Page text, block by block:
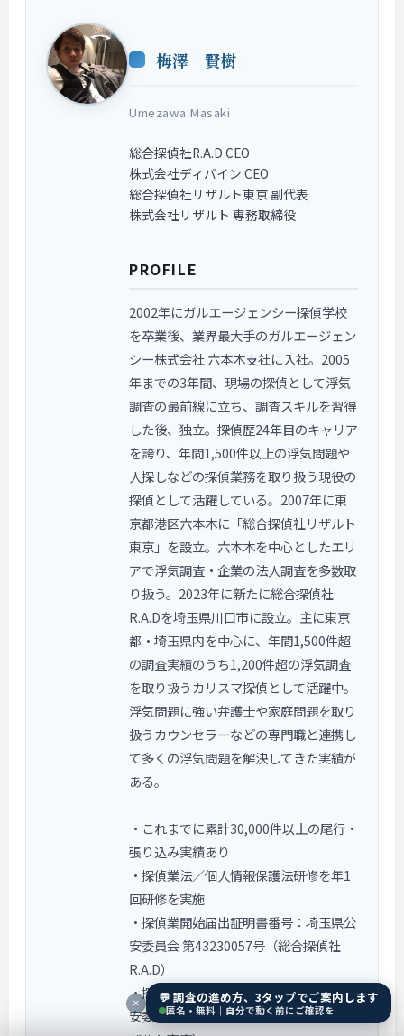
梅澤 賢樹
Umezawa Masaki
総合探偵社R.A.D CEO
株式会社ディバイン CEO
総合探偵社リザルト東京 副代表
株式会社リザルト 専務取締役
PROFILE
2002年にガルエージェンシー探偵学校
を卒業後、業界最大手のガルエージェン
シー株式会社 六本木支社に入社。2005
年までの3年間、現場の探偵として浮気
調査の最前線に立ち、調査スキルを習得
した後、独立。探偵歴24年目のキャリア
を誇り、年間1,500件以上の浮気問題や
人探しなどの探偵業務を取り扱う現役の
探偵として活躍している。2007年に東
京都港区六本木に「総合探偵社リザルト
東京」を設立。六本木を中心としたエリ
アで浮気調査・企業の法人調査を多数取
り扱う。2023年に新たに総合探偵社
R.A.Dを埼玉県川口市に設立。主に東京
都・埼玉県内を中心に、年間1,500件超
の調査実績のうち1,200件超の浮気調査
を取り扱うカリスマ探偵として活躍中。
浮気問題に強い弁護士や家庭問題を取り
扱うカウンセラーなどの専門職と連携し
て多くの浮気問題を解決してきた実績が
ある。
・これまでに累計30,000件以上の尾行・
張り込み実績あり
・探偵業法／個人情報保護法研修を年1
回研修を実施
・探偵業開始届出証明書番号：埼玉県公
安委員会 第43230057号（総合探偵社
R.A.D）
・探偵業開始届出証明書番号：東京都公
安委員会 第30070007号（総合探偵社リ
× 💬 調査の進め方、3タップでご案内します
匿名・無料｜自分で動く前にご確認を